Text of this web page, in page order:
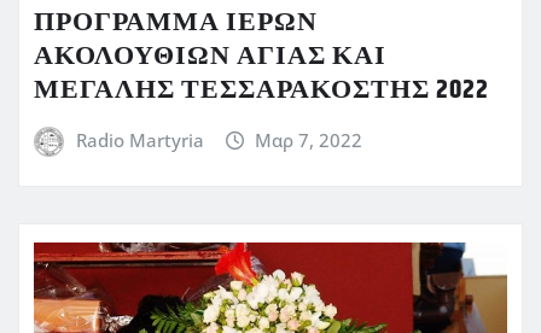
ΠΡΟΓΡΑΜΜΑ ΙΕΡΩΝ
ΑΚΟΛΟΥΘΙΩΝ ΑΓΙΑΣ ΚΑΙ
ΜΕΓΑΛΗΣ ΤΕΣΣΑΡΑΚΟΣΤΗΣ 2022
Radio Martyria Μαρ 7, 2022